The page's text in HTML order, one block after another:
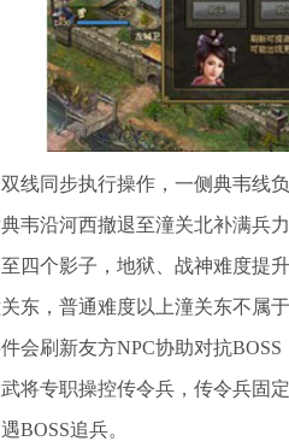
线同步执行操作，一侧典韦线
韦沿河西撤退至潼关北补满兵
四个影子，地狱、战神难度提
东，普通难度以上潼关东不属
会刷新友方NPC协助对抗
将专职操控传令兵，传令兵固
BOSS追兵。